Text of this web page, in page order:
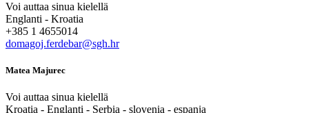
Voi auttaa sinua kielellä
Englanti - Kroatia
+385 1 4655014
domagoj.ferdebar@sgh.hr
Matea Majurec
Voi auttaa sinua kielellä
Kroatia - Englanti - Serbia - slovenia - espanja